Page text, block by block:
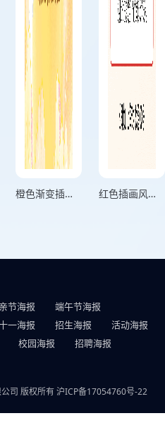
橙色渐变插画风格喜迎中秋横板中秋节放假通知海报 红色插画风格喜迎国庆竖版国庆节放假通知海报
节海报
端午节海报
一海报 招生海报
活动海报
校园海报
招聘海报
司 版权所有沪ICP备17054760号-22